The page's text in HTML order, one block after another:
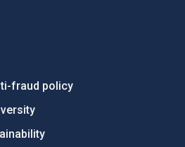
fraud policy